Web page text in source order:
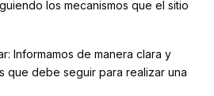
los mecanismos que el sitio
Informamos de manera clara y
que debe seguir para realizar una